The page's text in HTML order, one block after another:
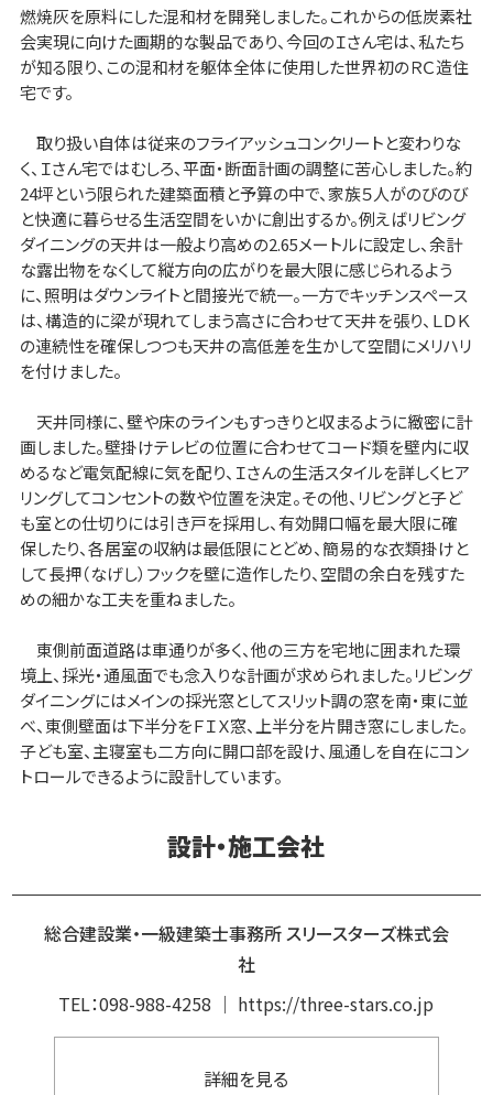
燃焼灰を原料にした混和材を開発しました。これからの低炭素社
会実現に向けた画期的な製品であり、今回のＩさん宅は、私たち
が知る限り、この混和材を躯体全体に使用した世界初のＲＣ造住
宅です。
取り扱い自体は従来のフライアッシュコンクリートと変わりな
く、Ｉさん宅ではむしろ、平面・断面計画の調整に苦心しました。約
24坪という限られた建築面積と予算の中で、家族５人がのびのび
と快適に暮らせる生活空間をいかに創出するか。例えばリビング
ダイニングの天井は一般より高めの2.65メートルに設定し、余計
な露出物をなくして縦方向の広がりを最大限に感じられるよう
に、照明はダウンライトと間接光で統一。一方でキッチンスペース
は、構造的に梁が現れてしまう高さに合わせて天井を張り、ＬＤＫ
の連続性を確保しつつも天井の高低差を生かして空間にメリハリ
を付けました。
天井同様に、壁や床のラインもすっきりと収まるように緻密に計
画しました。壁掛けテレビの位置に合わせてコード類を壁内に収
めるなど電気配線に気を配り、Ｉさんの生活スタイルを詳しくヒア
リングしてコンセントの数や位置を決定。その他、リビングと子ど
も室との仕切りには引き戸を採用し、有効開口幅を最大限に確
保したり、各居室の収納は最低限にとどめ、簡易的な衣類掛けと
して長押（なげし）フックを壁に造作したり、空間の余白を残すた
めの細かな工夫を重ねました。
東側前面道路は車通りが多く、他の三方を宅地に囲まれた環
境上、採光・通風面でも念入りな計画が求められました。リビング
ダイニングにはメインの採光窓としてスリット調の窓を南・東に並
べ、東側壁面は下半分をＦＩＸ窓、上半分を片開き窓にしました。
子ども室、主寝室も二方向に開口部を設け、風通しを自在にコン
トロールできるように設計しています。
設計・施工会社
総合建設業・一級建築士事務所 スリースターズ株式会
社
TEL：098-988-4258 ｜ https://three-stars.co.jp
詳細を見る